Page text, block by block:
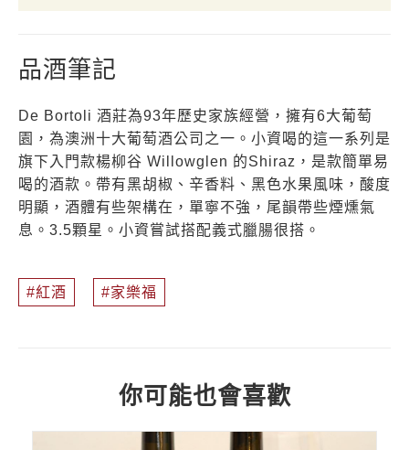
品酒筆記
De Bortoli 酒莊為93年歷史家族經營，擁有6大葡萄
園，為澳洲十大葡萄酒公司之一。小資喝的這一系列是
旗下入門款楊柳谷 Willowglen 的Shiraz，是款簡單易
喝的酒款。帶有黑胡椒、辛香料、黑色水果風味，酸度
明顯，酒體有些架構在，單寧不強，尾韻帶些煙燻氣
息。3.5顆星。小資嘗試搭配義式臘腸很搭。
紅酒 家樂福
你可能也會喜歡